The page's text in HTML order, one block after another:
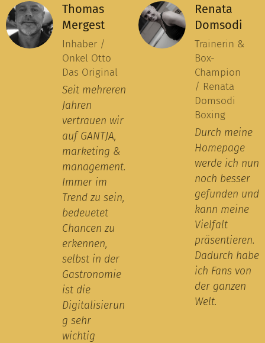
Thomas
Mergest
Inhaber /
Onkel Otto
Das Original
Seit mehreren
Jahren
vertrauen wir
auf GANTJA,
marketing &
management.
Immer im
Trend zu sein,
bedeuetet
Chancen zu
erkennen,
selbst in der
Gastronomie
ist die
Digitalisierun
g sehr
wichtig
Renata
Domsodi
Trainerin &
Box-
Champion
/ Renata
Domsodi
Boxing
Durch meine
Homepage
werde ich nun
noch besser
gefunden und
kann meine
Vielfalt
präsentieren.
Dadurch habe
ich Fans von
der ganzen
Welt.